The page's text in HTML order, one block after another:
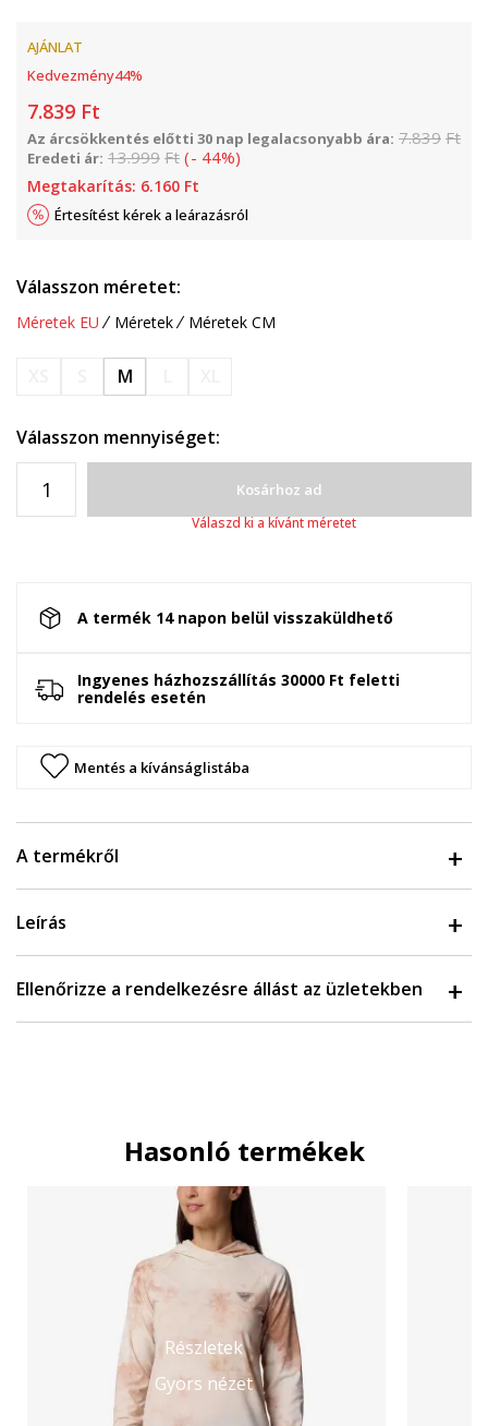
AJÁNLAT
Kedvezmény44%
7.839 Ft
Az árcsökkentés előtti 30 nap legalacsonyabb ára: 7.839 Ft
Eredeti ár: 13.999 Ft (- 44%)
Megtakarítás: 6.160 Ft
Értesítést kérek a leárazásról
Válasszon méretet:
Méretek EU Méretek Méretek CM
M
Válasszon mennyiséget:
Kosárhoz ad
Válaszd ki a kívánt méretet
A termék 14 napon belül visszaküldhető
Ingyenes házhozszállítás 30000 Ft feletti
rendelés esetén
Mentés a kívánságlistába
A termékről
Leírás
Ellenőrizze a rendelkezésre állást az üzletekben
Hasonló termékek
Részletek
Gyors nézet